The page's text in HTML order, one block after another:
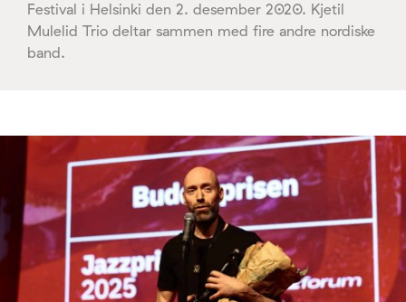
Festival i Helsinki den 2. desember 2020. Kjetil
Mulelid Trio deltar sammen med fire andre nordiske
band.